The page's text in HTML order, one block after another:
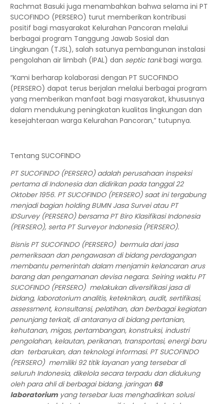
Rachmat Basuki juga menambahkan bahwa selama ini PT
SUCOFINDO (PERSERO) turut memberikan kontribusi
positif bagi masyarakat Kelurahan Pancoran melalui
berbagai program Tanggung Jawab Sosial dan
Lingkungan (TJSL), salah satunya pembangunan instalasi
pengolahan air limbah (IPAL) dan septic tankbagi warga.
“Kami berharap kolaborasi dengan PT SUCOFINDO
(PERSERO) dapat terus berjalan melalui berbagai program
yang memberikan manfaat bagi masyarakat, khususnya
dalam mendukung peningkatan kualitas lingkungan dan
kesejahteraan warga Kelurahan Pancoran,” tutupnya.
Tentang SUCOFINDO
PT SUCOFINDO (PERSERO) adalah perusahaan inspeksi
pertama di Indonesia dan didirikan pada tanggal 22
Oktober 1956. PT SUCOFINDO (PERSERO) saat ini tergabung
menjadi bagian holding BUMN Jasa Survei atau PT
IDSurvey (PERSERO) bersama PT Biro Klasifikasi Indonesia
(PERSERO), serta PT Surveyor Indonesia (PERSERO).
Bisnis PT SUCOFINDO (PERSERO) bermula dari jasa
pemeriksaan dan pengawasan di bidang perdagangan
membantu pemerintah dalam menjamin kelancaran arus
barang dan pengamanan devisa negara. Seiring waktu PT
SUCOFINDO (PERSERO) melakukan diversifikasi jasa di
bidang, laboratorium analitis, keteknikan, audit, sertifikasi,
assessment, konsultansi, pelatihan, dan berbagai kegiatan
penunjang terkait, di antaranya di bidang pertanian,
kehutanan, migas, pertambangan, konstruksi, industri
pengolahan, kelautan, perikanan, transportasi, energi baru
dan terbarukan, dan teknologi informasi. PT SUCOFINDO
(PERSERO) memiliki 92 titik layanan yang tersebar di
seluruh Indonesia, dikelola secara terpadu dan didukung
oleh para ahli di berbagai bidang. jaringan 68
laboratoriumyang tersebar luas menghadirkan solusi